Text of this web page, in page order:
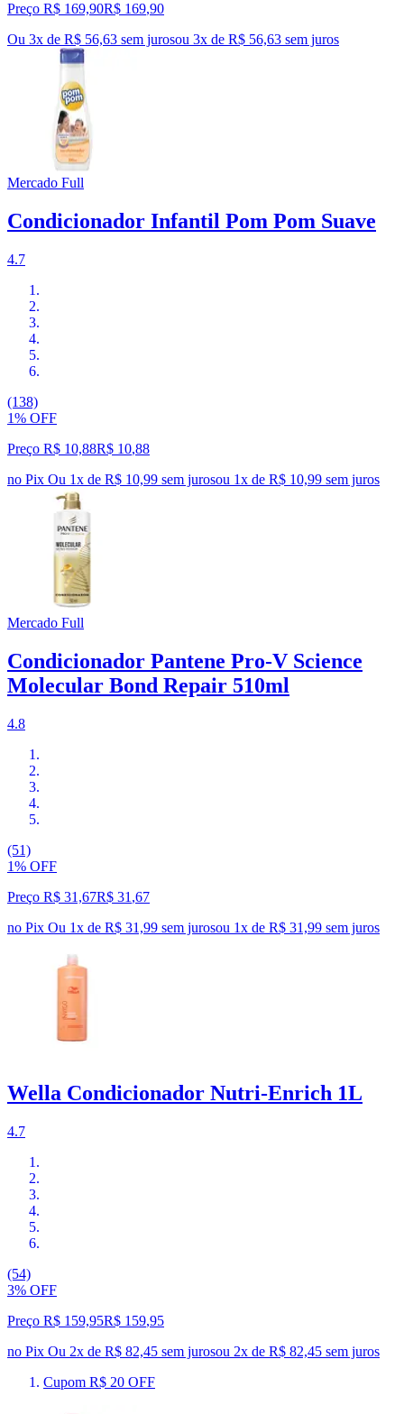
Preço R$ 169,90R$ 169,90
Ou 3x de R$ 56,63 sem jurosou 3x de R$ 56,63 sem juros
Mercado Full
Condicionador Infantil Pom Pom Suave
4.7
(138)
1% OFF
Preço R$ 10,88R$ 10,88
no Pix Ou 1x de R$ 10,99 sem jurosou 1x de R$ 10,99 sem juros
Mercado Full
Condicionador Pantene Pro-V Science
Molecular Bond Repair 510ml
4.8
(51)
1% OFF
Preço R$ 31,67R$ 31 ,67
no Pix Ou 1x de R$ 31,99 sem jurosou 1x de R$ 31,99 sem juros
Wella Condicionador Nutri-Enrich 1L
4.7
(54)
3% OFF
Preço R$ 159,95R$ 159,95
no Pix Ou 2x de R$ 82,45 sem jurosou 2x de R$ 82,45 sem juros
Cupom R$ 20 OFF